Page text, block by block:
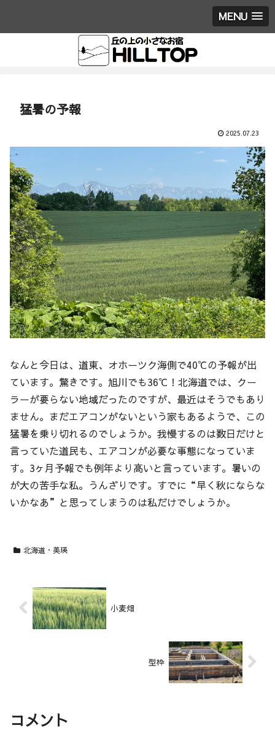
MENU
猛暑の予報
2025.07.23
なんと今日は、道東、オホーツク海側で40℃の予報が出
ています。驚きです。旭川でも36℃！北海道では、クー
ラーが要らない地域だったのですが、最近はそうでもあり
ません。まだエアコンがないという家もあるようで、この
猛暑を乗り切れるのでしょうか。我慢するのは数日だけと
言っていた道民も、エアコンが必要な事態になっていま
す。3ヶ月予報でも例年より高いと言っています。暑いの
が大の苦手な私。うんざりです。すでに“早く秋にならな
いかなあ”と思ってしまうのは私だけでしょうか。
北海道・美瑛
小麦畑
型枠
コメント